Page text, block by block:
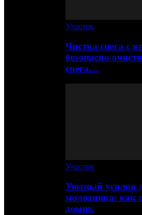
Участок
Чистка снега с
безопасно
снега…
Участок
Уютный уголок
молодняка: как
домик